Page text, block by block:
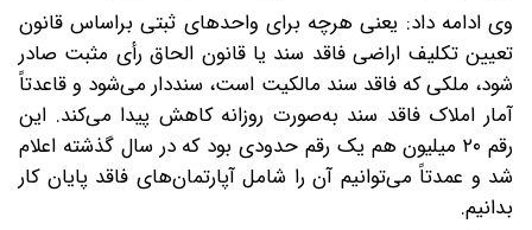
وی ادامه داد: یعنی هرچه برای واحدهای ثبتی براساس قانون
تعیین تکلیف اراضی فاقد سند یا قانون الحاق رأی مثبت صادر
شود، ملکی که فاقد سند مالکیت است، سنددار می‌شود و قاعدتاً
آمار املاک فاقد سند به‌صورت روزانه کاهش پیدا می‌کند. این
رقم ۲۰ میلیون هم یک رقم حدودی بود که در سال گذشته اعلام
شد و عمدتاً می‌توانیم آن را شامل آپارتمان‌های فاقد پایان کار
بدانیم.